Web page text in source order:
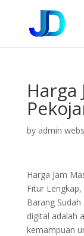
Harga
by admin
Harga Jam
Fitur
Barang
digital adalah
kemampuan